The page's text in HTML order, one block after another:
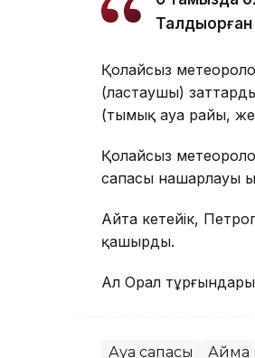
Қолайсыз
(ластаушы)
(тымық ауа райы,
Қолайсыз
сапасы нашарлауы
Айта кетейік,
қашырды.
Ал Орал тұрғындары
Ауа сапасы Аймақ